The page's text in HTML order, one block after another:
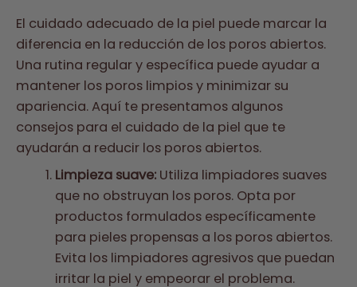
El cuidado adecuado de la piel puede marcar la
diferencia en la reducción de los poros abiertos.
Una rutina regular y específica puede ayudar a
mantener los poros limpios y minimizar su
apariencia. Aquí te presentamos algunos
consejos para el cuidado de la piel que te
ayudarán a reducir los poros abiertos.
Limpieza suave: Utiliza limpiadores suaves
que no obstruyan los poros. Opta por
productos formulados específicamente
para pieles propensas a los poros abiertos.
Evita los limpiadores agresivos que puedan
irritar la piel y empeorar el problema.